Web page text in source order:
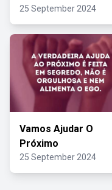
25 September 2024
Vamos Ajudar O
Próximo
25 September 2024